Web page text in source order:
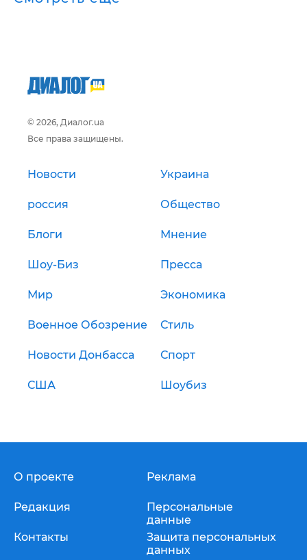
© 2026, Диалог.ua
Все права защищены.
Новости Украина
россия Общество
Блоги Мнение
Шоу-Биз Пресса
Мир Экономика
Военное Обозрение Стиль
Новости Донбасса Спорт
США Шоубиз
О проекте
Редакция
Контакты
Реклама
Персональные
данные
Защита персональных
данных